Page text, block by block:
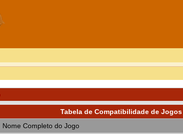
Tabela de Compatibilidade de Jogos
Nome Completo do Jogo